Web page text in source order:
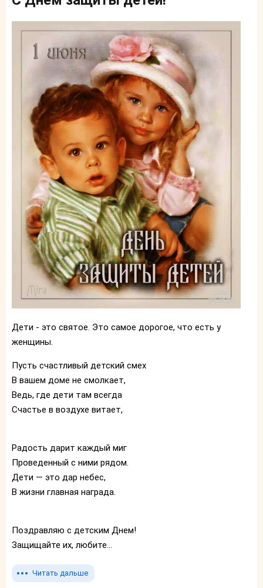
Дети - это святое. Это самое дорогое, что есть у
женщины.
Пусть счастливый детский смех
В вашем доме не смолкает,
Ведь, где дети там всегда
Счастье в воздухе витает,
Радость дарит каждый миг
Проведенный с ними рядом.
Дети — это дар небес,
В жизни главная награда.
Поздравляю с детским Днем!
Защищайте их, любите...
Читать дальше